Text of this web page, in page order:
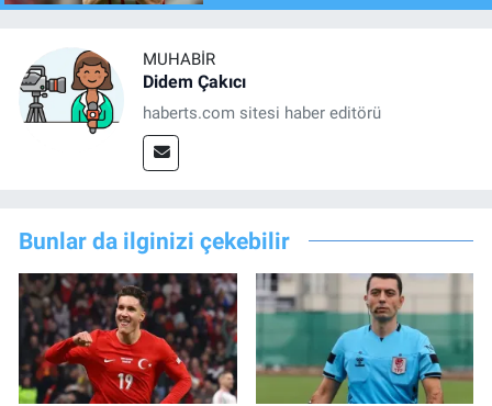
MUHABIR
Didem Çakıcı
haberts.com sitesi haber editörü
Bunlar da ilginizi çekebilir